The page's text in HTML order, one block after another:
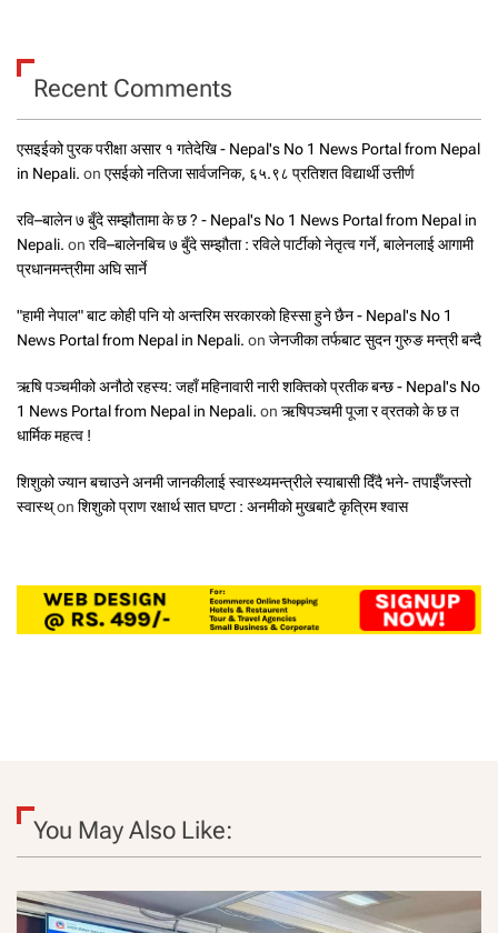
Recent Comments
एसइईको पुरक परीक्षा असार १ गतेदेखि - Nepal's No 1 News Portal from Nepal
in Nepali. on एसईको नतिजा सार्वजनिक, ६५.९८ प्रतिशत विद्यार्थी उत्तीर्ण
रवि–बालेन ७ बुँदे सम्झौतामा के छ ? - Nepal's No 1 News Portal from Nepal in
Nepali. on रवि–बालेनबिच ७ बुँदे सम्झौता : रविले पार्टीको नेतृत्व गर्ने, बालेनलाई आगामी
प्रधानमन्त्रीमा अघि सार्ने
"हामी नेपाल" बाट कोही पनि यो अन्तरिम सरकारको हिस्सा हुने छैन - Nepal's No 1
News Portal from Nepal in Nepali. on जेनजीका तर्फबाट सुदन गुरुङ मन्त्री बन्दै
ऋषि पञ्चमीको अनौठो रहस्य: जहाँ महिनावारी नारी शक्तिको प्रतीक बन्छ - Nepal's No
1 News Portal from Nepal in Nepali. on ऋषिपञ्चमी पूजा र व्रतको के छ त
धार्मिक महत्व !
शिशुको ज्यान बचाउने अनमी जानकीलाई स्वास्थ्यमन्त्रीले स्याबासी दिँदै भने- तपाईँजस्तो
स्वास्थ्on शिशुको प्राण रक्षार्थ सात घण्टा : अनमीको मुखबाटै कृत्रिम श्वास
You May Also Like: